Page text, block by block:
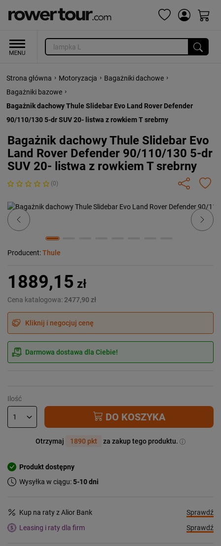
Strona główna › Motoryzacja › Bagażniki dachowe ›
Bagażniki bazowe ›
Bagażnik dachowy Thule Slidebar Evo Land Rover Defender
90/110/130 5-dr SUV 20- listwa z rowkiem T srebrny
Bagażnik dachowy Thule Slidebar Evo
Land Rover Defender 90/110/130 5-dr
SUV 20- listwa z rowkiem T srebrny
(0)
Previous Next
Producent:Thule
1889,15 zł
Cena katalogowa: 2477,90 zł
Kliknij i negocjuj cenę
Darmowa dostawa dla Ciebie!
Ilość
DO KOSZYKA
Otrzymaj 1890 pkt za zakup tego produktu.
Produkt dostępny
Wysyłka w ciągu:5-10 dni
Kup na raty z Alior Bank
Sprawdź
Leasing i raty dla firm
Sprawdź